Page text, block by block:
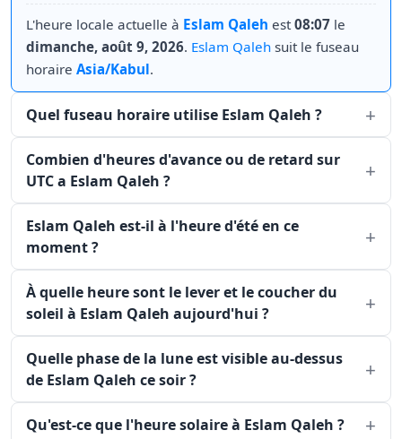
L'heure locale actuelle à Eslam Qaleh est08:07 le
dimanche, août 9, 2026. Eslam Qaleh suit le fuseau
horaire Asia/Kabul.
Quel fuseau horaire utilise Eslam Qaleh ?
Combien d'heures d'avance ou de retard sur
UTC a Eslam Qaleh ?
Eslam Qaleh est-il à l'heure d'été en ce
moment ?
À quelle heure sont le lever et le coucher du
soleil à Eslam Qaleh aujourd'hui ?
Quelle phase de la lune est visible au-dessus
de Eslam Qaleh ce soir ?
Qu'est-ce que l'heure solaire à Eslam Qaleh ?